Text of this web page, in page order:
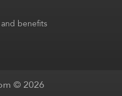
benefits
© 2026